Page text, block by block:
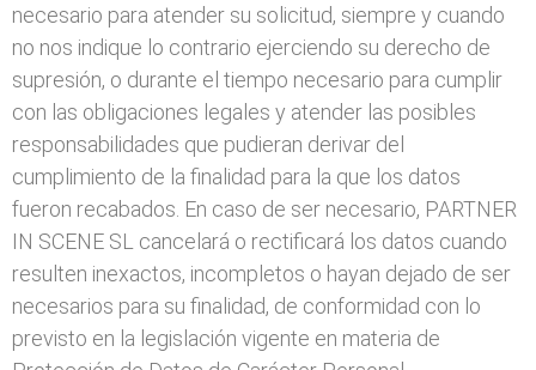
necesario para atender su solicitud, siempre y cuando
no nos indique lo contrario ejerciendo su derecho de
supresión, o durante el tiempo necesario para cumplir
con las obligaciones legales y atender las posibles
responsabilidades que pudieran derivar del
cumplimiento de la finalidad para la que los datos
fueron recabados. En caso de ser necesario, PARTNER
IN SCENE SL cancelará o rectificará los datos cuando
resulten inexactos, incompletos o hayan dejado de ser
necesarios para su finalidad, de conformidad con lo
previsto en la legislación vigente en materia de